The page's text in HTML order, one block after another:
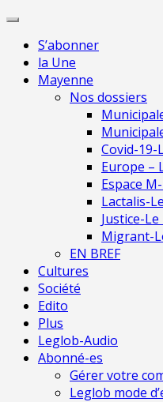
Skip
contentS’abonner
la Une
Mayenne
Nos dossiers
Covid-19-
Europe –
Espace
Lactalis-
Justice-
Migrant-
EN BREF
Cultures
Société
Edito
Plus
Leglob-Audio
Abonné-es
Gérer votre
Leglob mode
indépendante en
Mayenne